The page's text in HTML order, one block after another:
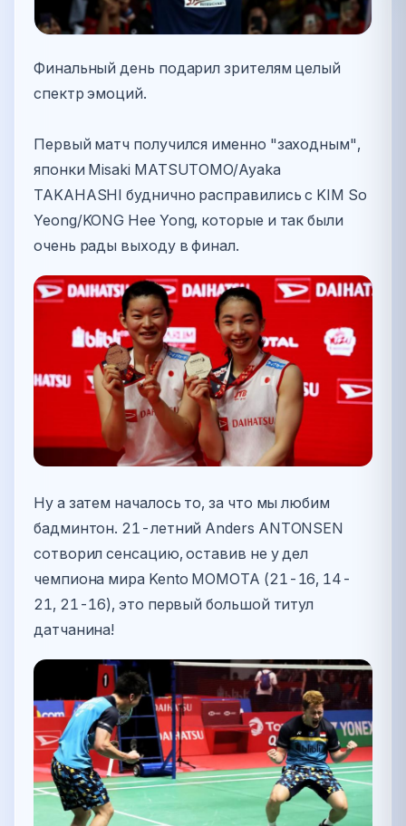
Финальный день подарил зрителям целый
спектр эмоций.
Первый матч получился именно "заходным",
японки Misaki MATSUTOMO/Ayaka
TAKAHASHI буднично расправились с KIM So
Yeong/KONG Hee Yong, которые и так были
очень рады выходу в финал.
Ну а затем началось то, за что мы любим
бадминтон. 21-летний Anders ANTONSEN
сотворил сенсацию, оставив не у дел
чемпиона мира Kento MOMOTA (21-16, 14-
21, 21-16), это первый большой титул
датчанина!